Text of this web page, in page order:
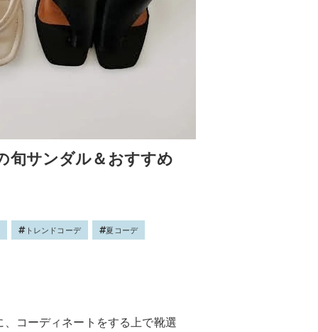
旬サンダル＆おすすめ
トレンドコーデ 夏コーデ
コーディネートをする上で靴選